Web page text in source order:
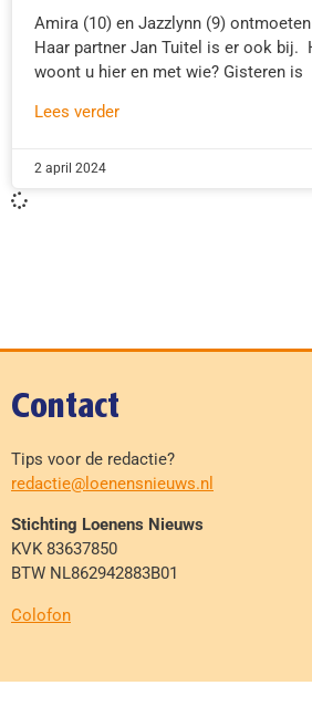
Amira (10) en Jazzlynn (9)
Haar partner Jan Tuitel is er ook bij.
woont u hier en met wie? Gisteren is
Lees verder
2 april 2024
Contact
Tips voor de redactie?
redactie@loenensnieuws.nl
Stichting Loenens Nieuws
KVK 83637850
BTW NL862942883B01
Colofon